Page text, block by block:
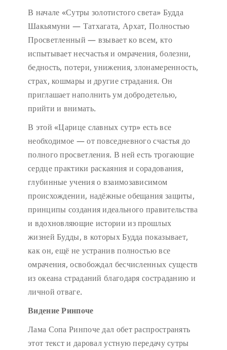
В начале «Сутры золотистого света» Будда
Шакьямуни — Татхагата, Архат, Полностью
Просветленный — взывает ко всем, кто
испытывает несчастья и омрачения, болезни,
бедность, потери, унижения, злонамеренность,
страх, кошмары и другие страдания. Он
приглашает наполнить ум добродетелью,
прийти и внимать.
В этой «Царице славных сутр» есть все
необходимое — от повседневного счастья до
полного просветления. В ней есть трогающие
сердце практики раскаяния и сорадования,
глубинные учения о взаимозависимом
происхождении, надёжные обещания защиты,
принципы создания идеального правительства
и вдохновляющие истории из прошлых
жизней Будды, в которых Будда показывает,
как он, ещё не устранив полностью все
омрачения, освобождал бесчисленных существ
из океана страданий благодаря состраданию и
личной отваге.
Видение Ринпоче
Лама Сопа Ринпоче дал обет распространять
этот текст и даровал устную передачу сутры